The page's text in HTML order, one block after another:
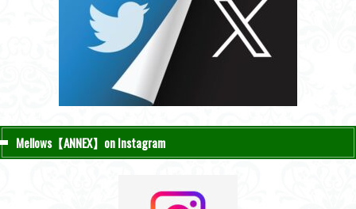
Mellows【ANNEX】on Instagram